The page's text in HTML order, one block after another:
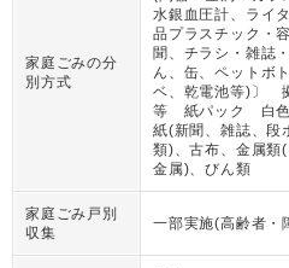
家庭ごみの分
別方式
水銀血圧計、ライ
品プラスチック・
聞、チラシ・雑誌
ん、缶、ペットボ
ベ、乾電池等)〕
等 紙パック 白
紙(新聞、雑誌、段
類)、古布、金属類
金属)、びん類
家庭ごみ戸別
収集
一部実施(高齢者・